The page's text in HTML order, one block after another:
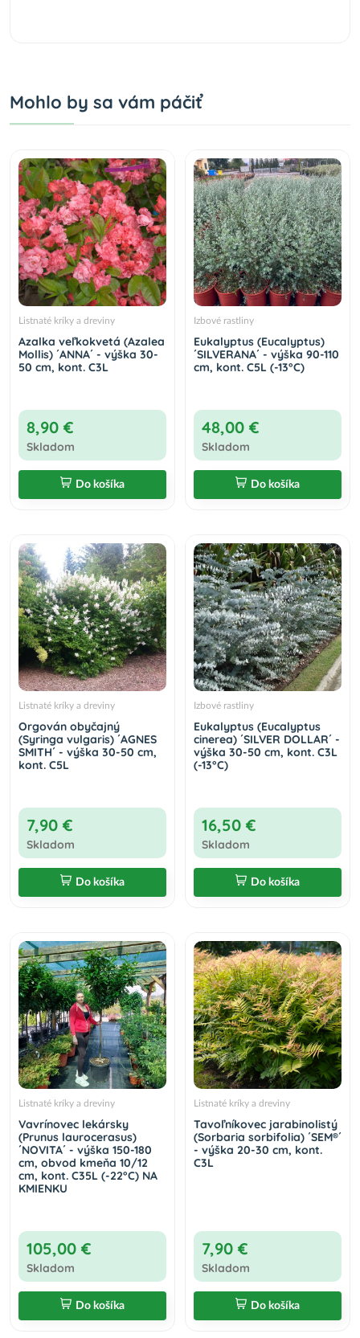
Mohlo by sa vám páčiť
Listnaté kríky a dreviny
Azalka veľkokvetá (Azalea
Mollis) ´ANNA´ - výška 30-
50 cm, kont. C3L
8,90 €
Skladom
Do košíka
Izbové rastliny
Eukalyptus (Eucalyptus)
´SILVERANA´ - výška 90-110
cm, kont. C5L (-13°C)
48,00 €
Skladom
Do košíka
Listnaté kríky a dreviny
Orgován obyčajný
(Syringa vulgaris) ´AGNES
SMITH´ - výška 30-50 cm,
kont. C5L
7,90 €
Skladom
Do košíka
Izbové rastliny
Eukalyptus (Eucalyptus
cinerea) ´SILVER DOLLAR´ -
výška 30-50 cm, kont. C3L
(-13°C)
16,50 €
Skladom
Do košíka
Listnaté kríky a dreviny
Vavrínovec lekársky
(Prunus laurocerasus)
´NOVITA´ - výška 150-180
cm, obvod kmeňa 10/12
cm, kont. C35L (-22°C) NA
KMIENKU
105,00 €
Skladom
Do košíka
Listnaté kríky a dreviny
Tavoľníkovec jarabinolistý
(Sorbaria sorbifolia) ´SEM®´
- výška 20-30 cm, kont.
C3L
7,90 €
Skladom
Do košíka